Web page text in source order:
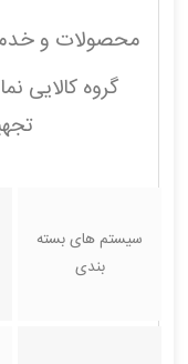
محصولات و
گروه کالایی
سیستم های بسته
بندی